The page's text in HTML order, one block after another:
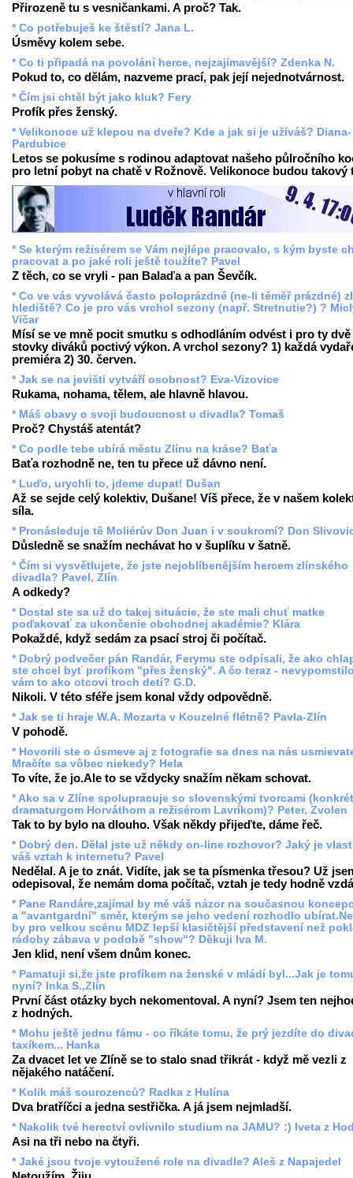
Přirozeně tu s vesničankami. A proč? Tak.
* Co potřebuješ ke štěstí? Jana L.
Úsměvy kolem sebe.
* Co ti připadá na povolání herce, nejzajímavější? Zdenka N.
Pokud to, co dělám, nazveme prací, pak její nejednotvárnost.
* Čím jsi chtěl být jako kluk? Fery
Profík přes ženský.
* Velikonoce už klepou na dveře? Kde a jak si je užíváš? Diana-
Pardubice
Letos se pokusíme s rodinou adaptovat našeho půlročního
pro letní pobyt na chatě v Rožnově. Velikonoce budou takový
* Se kterým režisérem se Vám nejlépe pracovalo, s kým byste
pracovat a po jaké roli ještě toužíte? Pavel
Z těch, co se vryli - pan Balaďa a pan Ševčík.
* Co ve vás vyvolává často poloprázdné (ne-li téměř prázdné)
hlediště? Co je pro vás vrchol sezony (např. Stretnutie?) ?
Vičar
Mísí se ve mně pocit smutku s odhodláním odvést i pro ty dvě
stovky diváků poctivý výkon. A vrchol sezony? 1) každá
premiéra 2) 30. červen.
* Jak se na jevišti vytváří osobnost? Eva-Vizovice
Rukama, nohama, tělem, ale hlavně hlavou.
* Máš obavy o svoji budoucnost u divadla? Tomaš
Proč? Chystáš atentát?
* Co podle tebe ubírá městu Zlínu na kráse? Baťa
Baťa rozhodně ne, ten tu přece už dávno není.
* Luďo, urychli to, jdeme dupat! Dušan
Až se sejde celý kolektiv, Dušane! Víš přece, že v našem
síla.
* Pronásleduje tě Moliérův Don Juan i v soukromí? Don
Důsledně se snažím nechávat ho v šuplíku v šatně.
* Čím si vysvětlujete, že jste nejoblíbenějším hercem zlínského
divadla? Pavel, Zlín
A odkedy?
* Dostal ste sa už do takej situácie, že ste mali chuť matke
poďakovať za ukončenie obchodnej akadémie? Klára
Pokaždé, když sedám za psací stroj či počítač.
* Dobrý podvečer pán Randár, Ferymu ste odpísali, že ako
ste chcel byť profíkom "přes ženský". A čo teraz -
vám to ako otcovi troch detí? G.D.
Nikoli. V této sféře jsem konal vždy odpovědně.
* Jak se ti hraje W.A. Mozarta v Kouzelné flétně? Pavla-Zlín
V pohodě.
* Hovorili ste o úsmeve aj z fotografie sa dnes na nás
Mračíte sa vôbec niekedy? Hela
To víte, že jo.Ale to se vždycky snažím někam schovat.
* Ako sa v Zlíne spolupracuje so slovenskými tvorcami
dramaturgom Horváthom a režisérom Lavríkom)? Peter, Zvolen
Tak to by bylo na dlouho. Však někdy přijeďte, dáme řeč.
* Dobrý den. Dělal jste už někdy on-line rozhovor? Jaký je
váš vztah k internetu? Pavel
Nedělal. A je to znát. Vidíte, jak se ta písmenka třesou? Už
odepisoval, že nemám doma počítač, vztah je tedy hodně
* Pane Randáre,zajímal by mě váš názor na současnou
a "avantgardní" směr, kterým se jeho vedení rozhodlo
by pro velkou scénu MDZ lepší klasičtější představení než
rádoby zábava v podobě "show"? Děkuji Iva M.
Jen klid, není všem dnům konec.
* Pamatuji si,že jste profíkem na ženské v mládí byl...Jak je
nyní? Inka S.,Zlín
První část otázky bych nekomentoval. A nyní? Jsem ten
z hodných.
* Mohu ještě jednu fámu - co říkáte tomu, že prý jezdíte do
taxíkem... Hanka
Za dvacet let ve Zlíně se to stalo snad třikrát - když mě vezli z
nějakého natáčení.
* Kolik máš sourozenců? Radka z Hulína
Dva bratříčci a jedna sestřička. A já jsem nejmladší.
* Nakolik tvé herectví ovlivnilo studium na JAMU? :) Iveta z
Asi na tři nebo na čtyři.
* Jaké jsou tvoje vytoužené role na divadle? Aleš z Napajedel